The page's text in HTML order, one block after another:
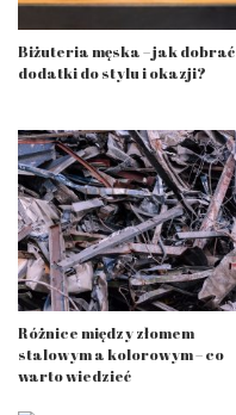
Biżuteria męska – jak dobrać
dodatki do stylu i okazji?
Różnice między złomem
stalowym a kolorowym – co
warto wiedzieć